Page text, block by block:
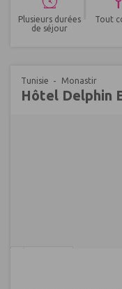
Plusieurs durées
de séjour
Tout
Tunisie Monastir
Hôtel Delphin